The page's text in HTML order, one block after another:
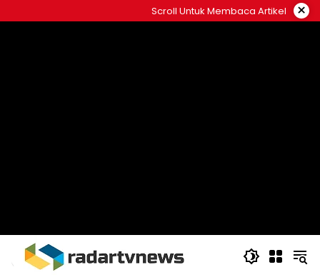
to
Scroll Untuk Membaca Artikel ×